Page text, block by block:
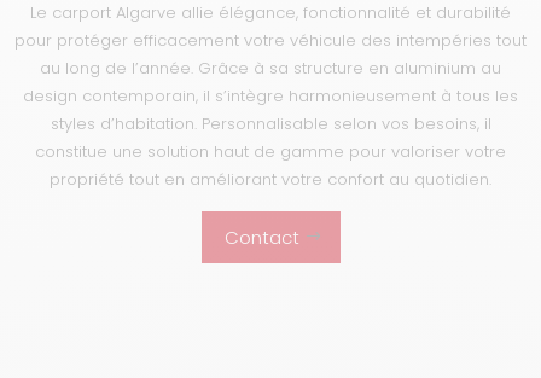
Le carport Algarve allie élégance, fonctionnalité et durabilité
pour protéger efficacement votre véhicule des intempéries tout
au long de l’année. Grâce à sa structure en aluminium au
design contemporain, il s’intègre harmonieusement à tous les
styles d’habitation. Personnalisable selon vos besoins, il
constitue une solution haut de gamme pour valoriser votre
propriété tout en améliorant votre confort au quotidien.
Contact